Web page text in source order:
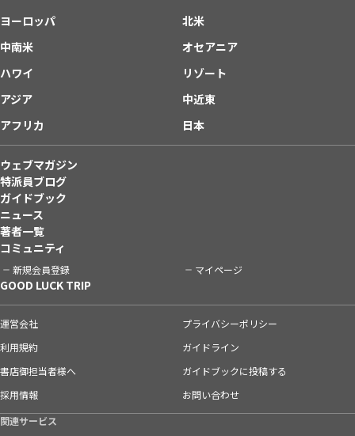
ヨーロッパ
北米
中南米
オセアニア
ハワイ
リゾート
アジア
中近東
アフリカ
日本
ウェブマガジン
特派員ブログ
ガイドブック
ニュース
著者一覧
コミュニティ
新規会員登録 マイページ
GOOD LUCK TRIP
運営会社
プライバシーポリシー
利用規約
ガイドライン
書店御担当者様へ
ガイドブックに投稿する
採用情報
お問い合わせ
関連サービス